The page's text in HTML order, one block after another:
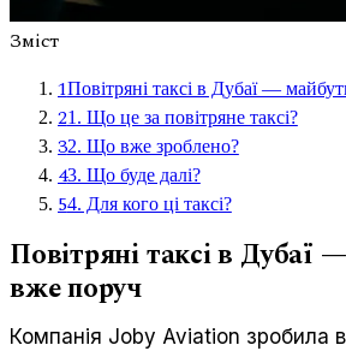
Зміст
1Повітряні таксі в Дубаї —
21. Що це за повітряне таксі?
32. Що вже зроблено?
43. Що буде далі?
54. Для кого ці таксі?
Повітряні таксі в Дубаї
вже поруч
Компанія Joby Aviation зробила